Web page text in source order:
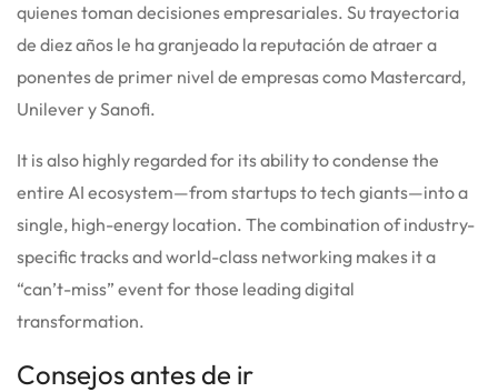
quienes toman decisiones empresariales. Su trayectoria
de diez años le ha granjeado la reputación de atraer a
ponentes de primer nivel de empresas como Mastercard,
Unilever y Sanofi.
It is also highly regarded for its ability to condense the
entire AI ecosystem—from startups to tech giants—into a
single, high-energy location. The combination of industry-
specific tracks and world-class networking makes it a
“can’t-miss” event for those leading digital
transformation.
Consejos antes de ir